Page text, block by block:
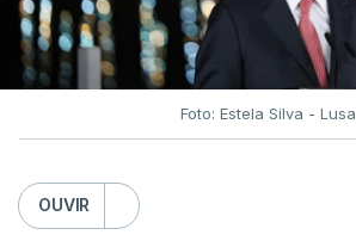
Foto: Estela Silva - Lusa
OUVIR